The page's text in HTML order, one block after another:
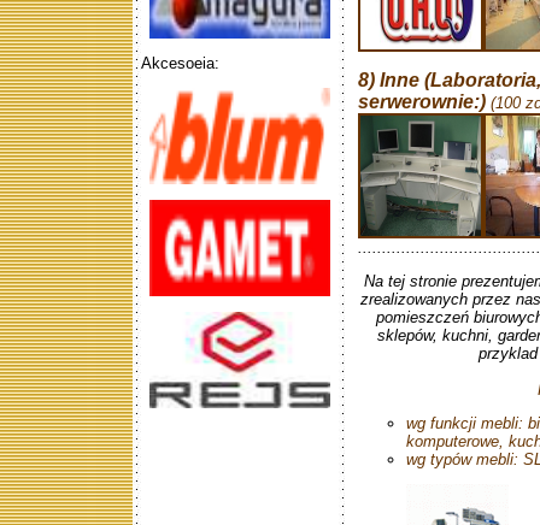
Akcesoeia:
8) Inne
serwerownie:) (100
Na tej stronie
zrealizowanych przez
pomieszczeń
sklepów, kuchni,
przyklad
wg funkcji mebli:
komputerowe,
wg typów mebli: